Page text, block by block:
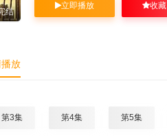
结
立即播放 收藏
放
第3集 第4集 第5集